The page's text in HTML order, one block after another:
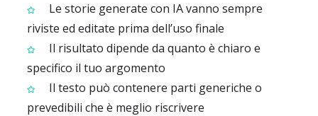
Le storie generate con IA vanno sempre
riviste ed editate prima dell’uso finale
Il risultato dipende da quanto è chiaro e
specifico il tuo argomento
Il testo può contenere parti generiche o
prevedibili che è meglio riscrivere